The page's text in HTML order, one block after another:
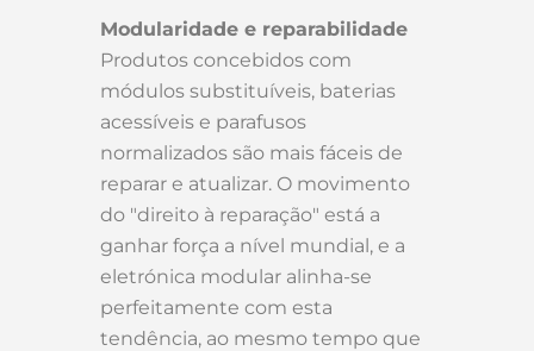
Modularidade e reparabilidade
Produtos concebidos com
módulos substituíveis, baterias
acessíveis e parafusos
normalizados são mais fáceis de
reparar e atualizar. O movimento
do "direito à reparação" está a
ganhar força a nível mundial, e a
eletrónica modular alinha-se
perfeitamente com esta
tendência, ao mesmo tempo que